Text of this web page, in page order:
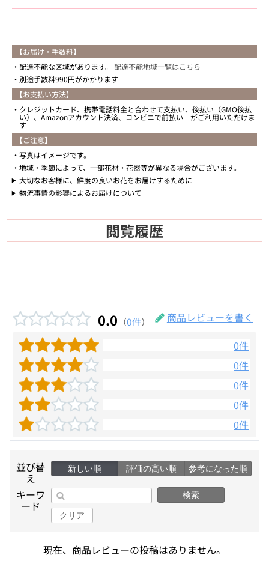
【お届け・手数料】
配達不能な区域があります。 配達不能地域一覧はこちら
別途手数料990円がかかります
【お支払い方法】
クレジットカード、携帯電話料金と合わせて支払い、後払い（GMO後払
い）、Amazonアカウント決済、コンビニで前払い がご利用いただけま
す
【ご注意】
写真はイメージです。
地域・季節によって、一部花材・花器等が異なる場合がございます。
大切なお客様に、鮮度の良いお花をお届けするために
物流事情の影響によるお届けについて
閲覧履歴
0.0 （0件）
商品レビューを書く
0件
0件
0件
0件
0件
並び替
え
新しい順 評価の高い順 参考になった順
キーワ
ード
検索
クリア
現在、商品レビューの投稿はありません。